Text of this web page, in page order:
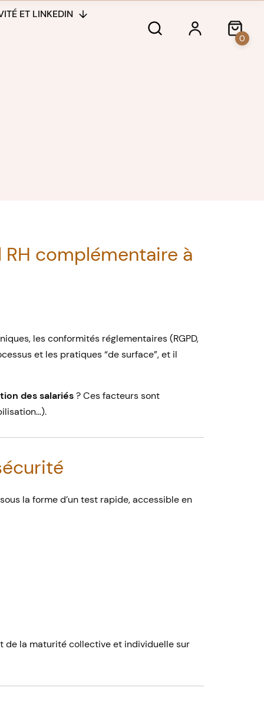
ET LINKEDIN
0
RH complémentaire à
les conformités réglementaires (RGPD,
et les pratiques “de surface”, et il
des salariés? Ces facteurs sont
la forme d’un test rapide, accessible en
de la maturité collective et individuelle sur